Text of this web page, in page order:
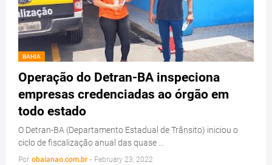
BAHIA
Operação do Detran-BA inspeciona
empresas credenciadas ao órgão em
todo estado
O Detran-BA (Departamento Estadual de Trânsito) iniciou o
ciclo de fiscalização anual das quase …
Por obaianao.com.br - February 23, 2022